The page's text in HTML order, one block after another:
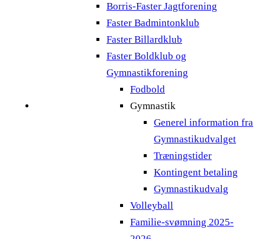
Borris-Faster Jagtforening
Faster Badmintonklub
Faster Billardklub
Faster Boldklub og
Gymnastikforening
Fodbold
Gymnastik
Generel information fra
Gymnastikudvalget
Træningstider
Kontingent betaling
Gymnastikudvalg
Volleyball
Familie-svømning 2025-